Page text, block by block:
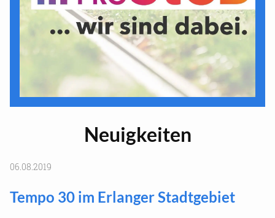
Neuigkeiten
06.08.2019
Tempo 30 im Erlanger Stadtgebiet